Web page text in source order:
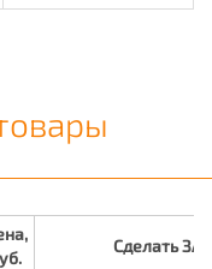
Сделать